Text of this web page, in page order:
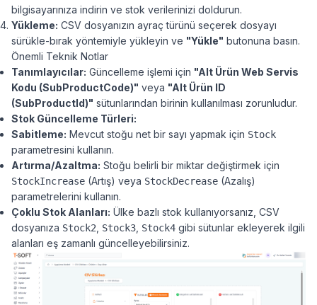
bilgisayarınıza indirin ve stok verilerinizi doldurun.
Yükleme: CSV dosyanızın ayraç türünü seçerek dosyayı
sürükle-bırak yöntemiyle yükleyin ve "Yükle" butonuna basın.
Önemli Teknik Notlar
Tanımlayıcılar: Güncelleme işlemi için "Alt Ürün Web Servis
Kodu (SubProductCode)" veya "Alt Ürün ID
(SubProductId)" sütunlarından birinin kullanılması zorunludur.
Stok Güncelleme Türleri:
Sabitleme: Mevcut stoğu net bir sayı yapmak için Stock
parametresini kullanın.
Artırma/Azaltma: Stoğu belirli bir miktar değiştirmek için
StockIncrease (Artış) veya StockDecrease (Azalış)
parametrelerini kullanın.
Çoklu Stok Alanları: Ülke bazlı stok kullanıyorsanız, CSV
dosyanıza Stock2 Stock3 Stock4 gibi sütunlar ekleyerek ilgili
alanları eş zamanlı güncelleyebilirsiniz.